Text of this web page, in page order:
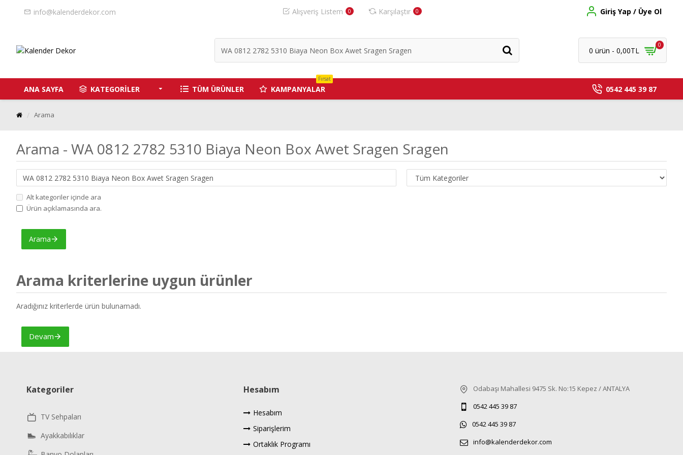
info@kalenderdekor.com Alışveriş Listem 0 Karşılaştır 0 Giriş Yap / Üye Ol
0 ürün - 0,00TL
0
ANA SAYFA KATEGORİLER TÜM ÜRÜNLER KAMPANYALAR
Fırsat
0542 445 39 87
Arama
Arama - WA 0812 2782 5310 Biaya Neon Box Awet Sragen Sragen
Alt kategoriler içinde ara
Ürün açıklamasında ara.
Arama
Arama kriterlerine uygun ürünler
Aradığınız kriterlerde ürün bulunamadı.
Devam
Kategoriler
TV Sehpaları
Ayakkabılıklar
Hesabım
Hesabım
Siparişlerim
Ortaklık Programı
Odabaşı Mahallesi 9475 Sk. No:15 Kepez / ANTALYA
0542 445 39 87
0542 445 39 87
info@kalenderdekor.com